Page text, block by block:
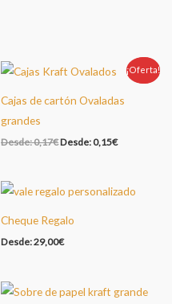
Oferta!
¡Oferta!
Cajas de cartón Ovaladas
grandes
Desde:0,17€Desde:0,15€
Cheque Regalo
Desde:29,00€